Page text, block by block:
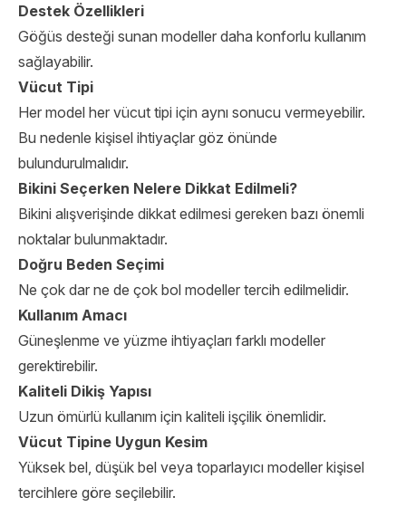
Destek Özellikleri
Göğüs desteği sunan modeller daha konforlu kullanım
sağlayabilir.
Vücut Tipi
Her model her vücut tipi için aynı sonucu vermeyebilir.
Bu nedenle kişisel ihtiyaçlar göz önünde
bulundurulmalıdır.
Bikini Seçerken Nelere Dikkat Edilmeli?
Bikini alışverişinde dikkat edilmesi gereken bazı önemli
noktalar bulunmaktadır.
Doğru Beden Seçimi
Ne çok dar ne de çok bol modeller tercih edilmelidir.
Kullanım Amacı
Güneşlenme ve yüzme ihtiyaçları farklı modeller
gerektirebilir.
Kaliteli Dikiş Yapısı
Uzun ömürlü kullanım için kaliteli işçilik önemlidir.
Vücut Tipine Uygun Kesim
Yüksek bel, düşük bel veya toparlayıcı modeller kişisel
tercihlere göre seçilebilir.